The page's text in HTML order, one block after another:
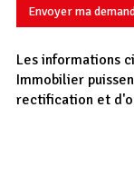
Envoyer ma
Les informations
Immobilier
rectification et